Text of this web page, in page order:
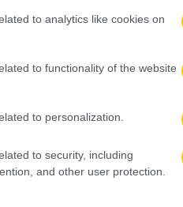
to analytics like cookies on
to functionality of the website
to personalization.
to security, including
and other user protection.
προπονήσεις μετά από διήμερο
του κυριακάτικου ντέρμπι
και Φέντορ Τσάλοφ δείχνουν
του προγράμματος των
σταδιακά «στροφές»,